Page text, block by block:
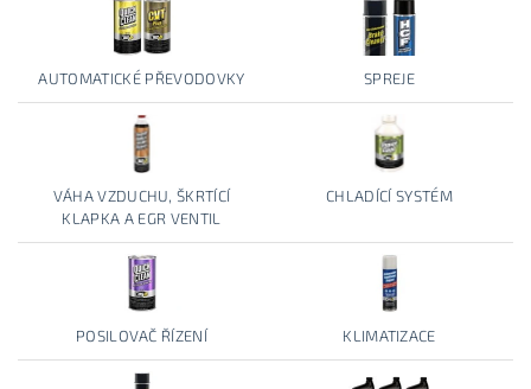
AUTOMATICKÉ PŘEVODOVKY SPREJE
VÁHA VZDUCHU, ŠKRTÍCÍ
KLAPKA A EGR VENTIL
CHLADÍCÍ SYSTÉM
POSILOVAČ ŘÍZENÍ KLIMATIZACE